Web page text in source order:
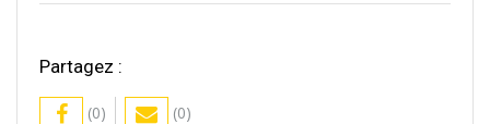
Partagez :
(0) (0)